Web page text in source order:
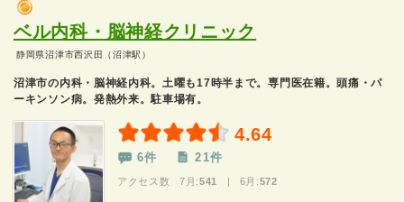
ベル内科・脳神経クリニック
静岡県沼津市西沢田（沼津駅）
沼津市の内科・脳神経内科。土曜も17時半まで。専門医在籍。頭痛・パ
ーキンソン病。発熱外来。駐車場有。
4.64
6件 21件
アクセス数 7月:541 | 6月:572